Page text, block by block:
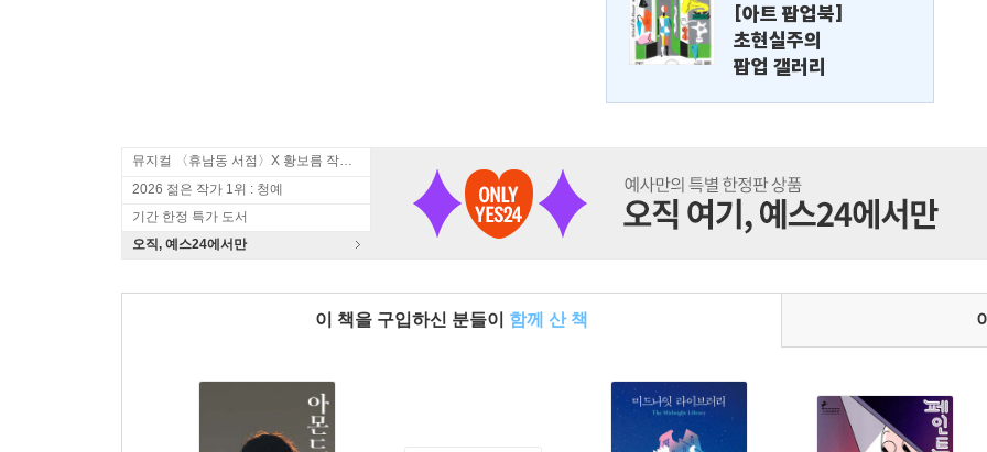
[아트 팝업북]
초현실주의
팝업 갤러리
뮤지컬 〈휴남동 서점〉X 황보름 작가 북토크
2026 젊은 작가 1위 : 청예
기간 한정 특가 도서
오직, 예스24에서만
이 책을 구입하신 분들이 함께 산 책